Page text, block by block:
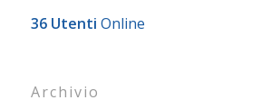
36 Utenti Online
Archivio